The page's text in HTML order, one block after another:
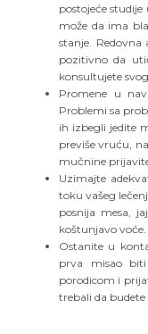
postojeće
može da ima
stanje. Redovna
pozitivno da
konsultujete
Promene u
Problemi sa
ih izbegli jedite
previše vruću,
mučnine
Uzimajte
toku vašeg
posnija mesa,
koštunjavo voće.
Ostanite u
prva misao
porodicom i
trebali da